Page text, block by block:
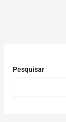
Pesquisar